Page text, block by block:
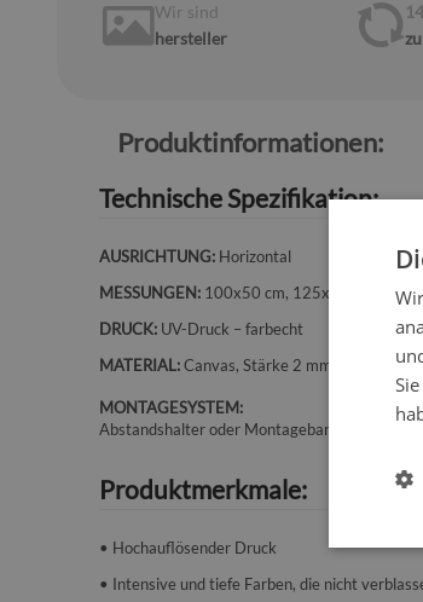
Wir sind
hersteller
Produktinformationen:
Technische Spezifikation:
AUSRICHTUNG: Horizontal
MESSUNGEN: 100x50 cm, 125x50 cm,
DRUCK: UV-Druck – farbecht
MATERIAL:Canvas, Stärke 2 mm
MONTAGESYSTEM:
Abstandshalter oder Montageband.
Produktmerkmale:
• Hochauflösender Druck
• Intensive und tiefe Farben, die nicht